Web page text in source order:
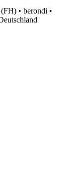
• berondi •